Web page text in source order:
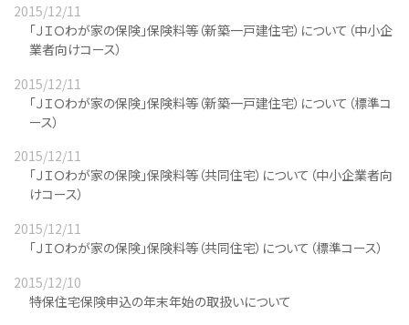
2015/12/11
「ＪＩＯわが家の保険」保険料等（新築一戸建住宅）について（中小企
業者向けコース）
2015/12/11
「ＪＩＯわが家の保険」保険料等（新築一戸建住宅）について（標準コ
ース）
2015/12/11
「ＪＩＯわが家の保険」保険料等（共同住宅）について（中小企業者向
けコース）
2015/12/11
「ＪＩＯわが家の保険」保険料等（共同住宅）について（標準コース）
2015/12/10
特保住宅保険申込の年末年始の取扱いについて